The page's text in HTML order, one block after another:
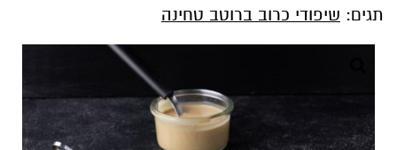
תגים: שיפודי כרוב ברוטב טחינה